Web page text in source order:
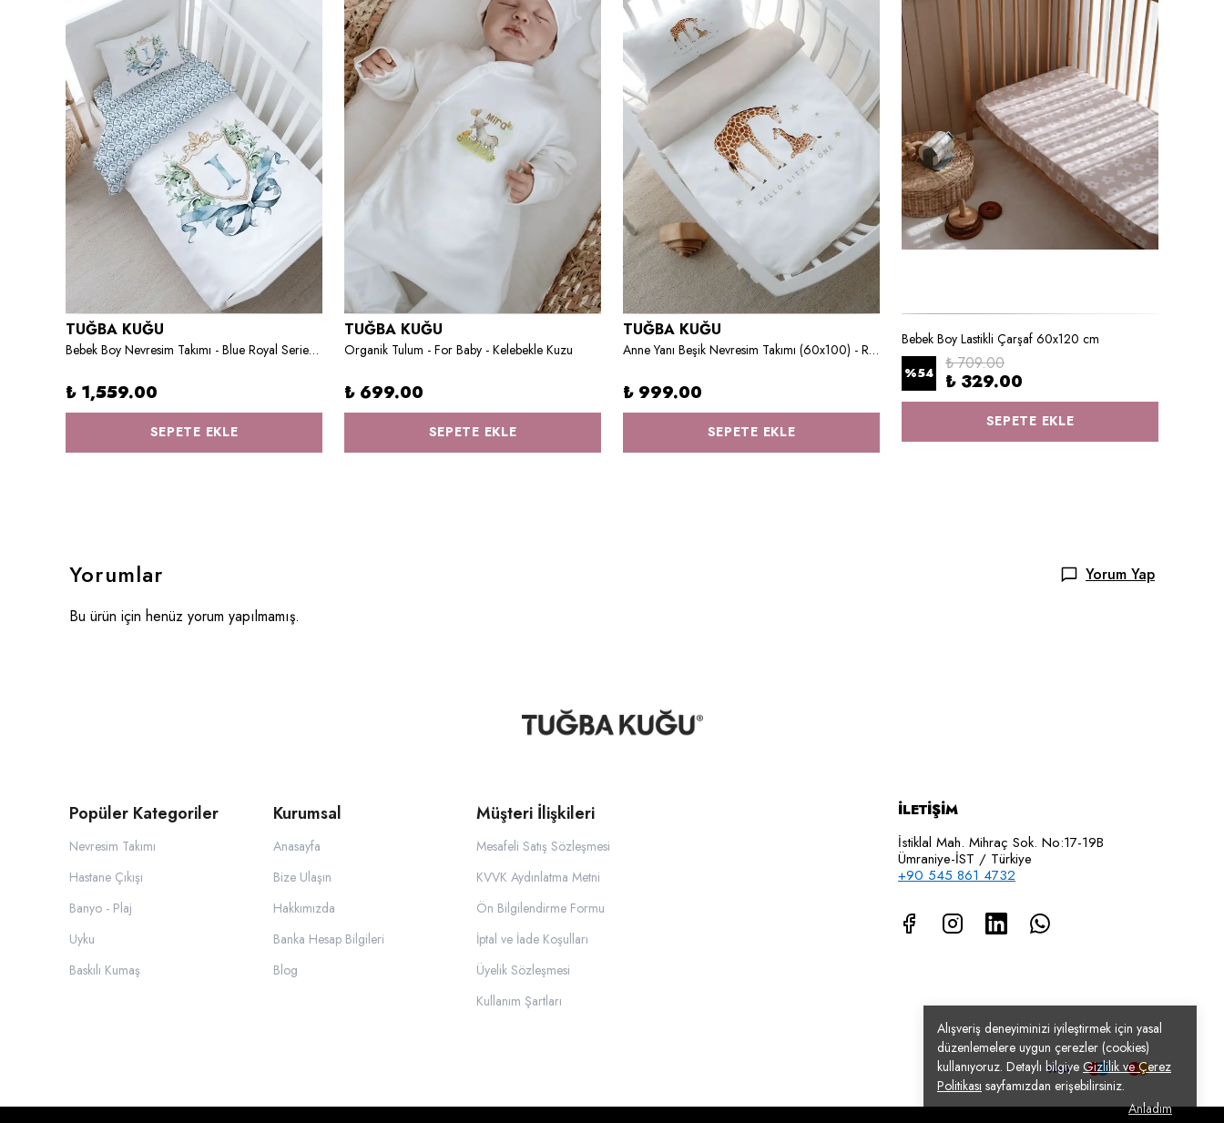
Alışveriş deneyiminizi iyileştirmek için yasal
düzenlemelere uygun çerezler (cookies)
kullanıyoruz. Detaylı bilgiye Gizlilik ve Çerez
Politikası sayfamızdan erişebilirsiniz.
Anladım
TUĞBA KUĞU
Bebek Boy Nevresim Takımı - Blue Royal Series - I Harfi
₺ 1,559.00
SEPETE EKLE
TUĞBA KUĞU
Organik Tulum - For Baby - Kelebekle Kuzu
₺ 699.00
SEPETE EKLE
TUĞBA KUĞU
Anne Yanı Beşik Nevresim Takımı (60x100) - Royal Series - Baby Giraffe
₺ 999.00
SEPETE EKLE
Bebek Boy Lastikli Çarşaf 60x120 cm
%54 ₺ 709.00
₺ 329.00
SEPETE EKLE
Yorumlar
Yorum Yap
Bu ürün için henüz yorum yapılmamış.
Popüler Kategoriler
Nevresim Takımı
Hastane Çıkışı
Banyo - Plaj
Uyku
Baskılı Kumaş
Kurumsal
Anasayfa
Bize Ulaşın
Hakkımızda
Banka Hesap Bilgileri
Blog
Müşteri İlişkileri
Mesafeli Satış Sözleşmesi
KVVK Aydınlatma Metni
Ön Bilgilendirme Formu
İptal ve İade Koşulları
Üyelik Sözleşmesi
Kullanım Şartları
İLETİŞİM
İstiklal Mah. Mihraç Sok. No:17-19B
Ümraniye-İST / Türkiye
+90 545 861 4732